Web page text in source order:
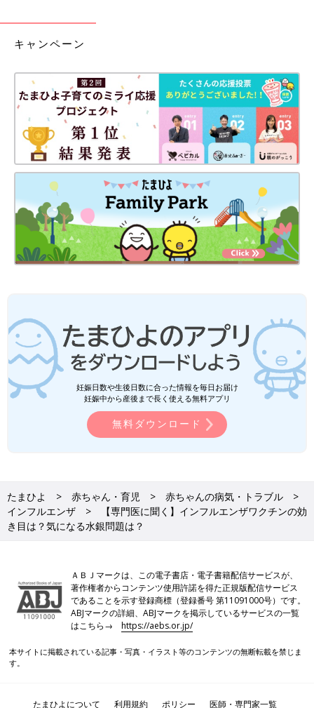
キャンペーン
妊娠日数や生後日数に合った情報を毎日お届け
妊娠中から産後まで長く使える無料アプリ
無料ダウンロード
たまひよ 赤ちゃん・育児
赤ちゃんの病気・トラブル
インフルエンザ
【専門医に聞く】インフルエンザワクチンの効
き目は？気になる水銀問題は？
ＡＢＪマークは、この電子書店・電子書籍配信サービスが、
著作権者からコンテンツ使用許諾を得た正規版配信サービス
であることを示す登録商標（登録番号 第11091000号）です。
ABJマークの詳細、ABJマークを掲示しているサービスの一覧
はこちら→https://aebs.or.jp/
本サイトに掲載されている記事・写真・イラスト等のコンテンツの無断転載を禁じま
す。
たまひよについて 利用規約 ポリシー 医師・専門家一覧